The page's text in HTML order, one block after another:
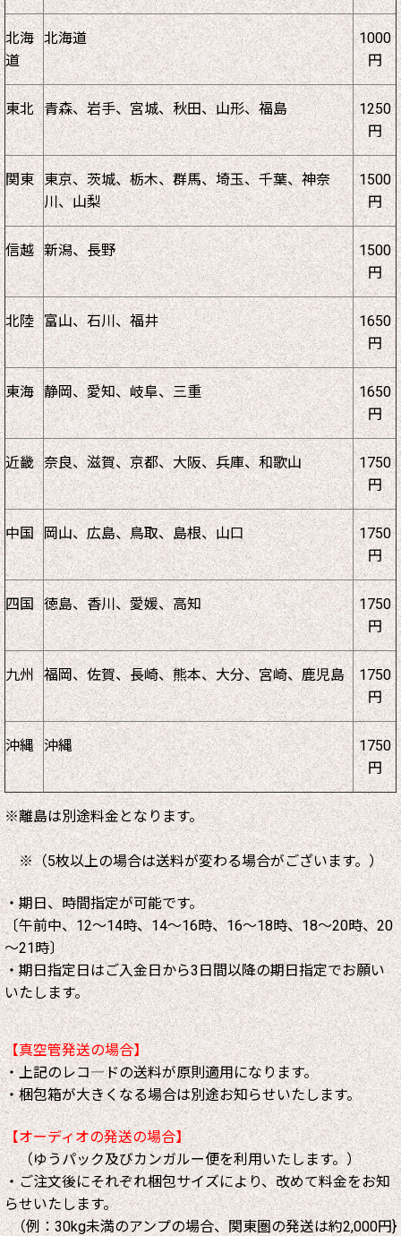
北海
道
北海道
1000
円
東北 青森、岩手、宮城、秋田、山形、福島
1250
円
関東 東京、茨城、栃木、群馬、埼玉、千葉、神奈
川、山梨
1500
円
信越 新潟、長野
1500
円
北陸 富山、石川、福井
1650
円
東海 静岡、愛知、岐阜、三重
1650
円
近畿 奈良、滋賀、京都、大阪、兵庫、和歌山
1750
円
中国 岡山、広島、鳥取、島根、山口
1750
円
四国 徳島、香川、愛媛、高知
1750
円
九州 福岡、佐賀、長崎、熊本、大分、宮崎、鹿児島
1750
円
沖縄 沖縄
1750
円
※離島は別途料金となります。
※（5枚以上の場合は送料が変わる場合がございます。）
・期日、時間指定が可能です。
〔午前中、12～14時、14～16時、16～18時、18～20時、20
～21時〕
・期日指定日はご入金日から3日間以降の期日指定でお願い
いたします。
【真空管発送の場合】
・上記のレコ―ドの送料が原則適用になります。
・梱包箱が大きくなる場合は別途お知らせいたします。
【オーディオの発送の場合】
（ゆうパック及びカンガルー便を利用いたします。）
・ご注文後にそれぞれ梱包サイズにより、改めて料金をお知
らせいたします。
（例：30kg未満のアンプの場合、関東圏の発送は約2,000円}